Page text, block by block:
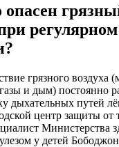
регулярном
грязного воздуха
и дым) постоянно
дыхательных путей
центр защиты от
Министерства
у детей